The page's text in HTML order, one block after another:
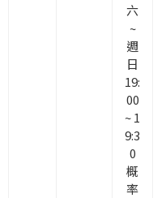
六
~
週
日
19:
00
~ 1
9:3
0
概
率